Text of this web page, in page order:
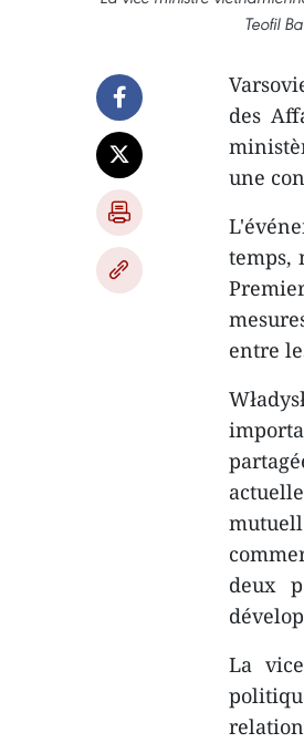
Teofil
des
une
temps,
entre
deux
La